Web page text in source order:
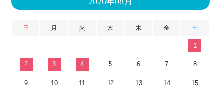
日 月 火 水 木 金 土
1
2 3 4 5 6 7 8
9 10 11 12 13 14 15